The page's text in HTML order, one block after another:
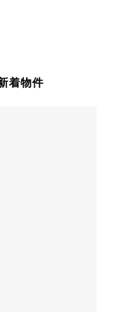
着物件